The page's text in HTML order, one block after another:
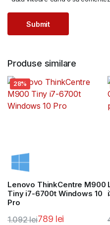
Produse similare
28%
Lenovo ThinkCentre M900
Tiny i7-6700t Windows 10
Pro
1.092lei789 lei